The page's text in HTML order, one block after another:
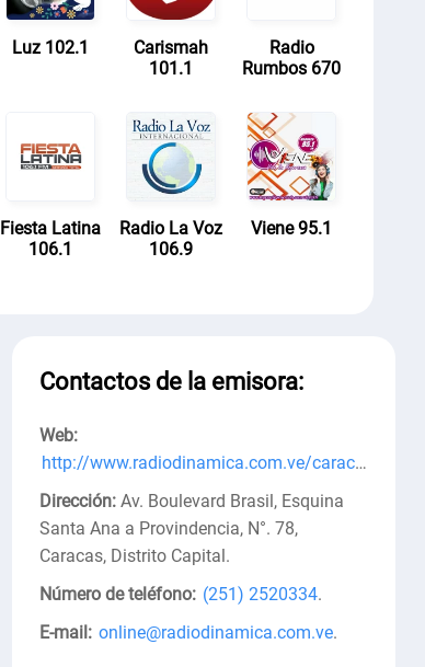
Luz 102.1
Carismah
101.1
Radio
Rumbos 670
Fiesta Latina
106.1
Radio La Voz
106.9
Viene 95.1
Contactos de la emisora:
Web:
http://www.radiodinamica.com.ve/caracas
Dirección: Av. Boulevard Brasil, Esquina
Santa Ana a Provindencia, N°. 78,
Caracas, Distrito Capital.
Número de teléfono: (251) 2520334.
E-mail: online@radiodinamica.com.ve.